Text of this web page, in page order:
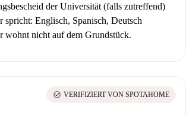
der Universität (falls zutreffend)
spricht: Englisch, Spanisch, Deutsch
wohnt nicht auf dem Grundstück.
check_circle VERIFIZIERT VON SPOTAHOME